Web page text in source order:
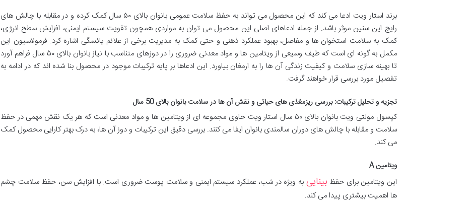
برند استار ویت ادعا می کند که این محصول می تواند به حفظ سلامت عمومی بانوان بالای ۵۰ سال کمک کرده و در مقابله با چالش های
رایج این سنین موثر باشد. از جمله ادعاهای اصلی این محصول می توان به مواردی همچون تقویت سیستم ایمنی، افزایش سطح انرژی،
کمک به سلامت استخوان ها و مفاصل، بهبود عملکرد ذهنی و حتی کمک به مدیریت برخی از علائم یائسگی اشاره کرد. فرمولاسیون این
مکمل به گونه ای است که طیف وسیعی از ویتامین ها و مواد معدنی ضروری را در دوزهای متناسب با نیاز بانوان بالای ۵۰ سال فراهم آورد
تا بهینه سازی سلامت و کیفیت زندگی آن ها را به ارمغان بیاورد. این ادعاها بر پایه ترکیبات موجود در محصول بنا شده اند که در ادامه به
تفصیل مورد بررسی قرار خواهند گرفت.
تجزیه و تحلیل ترکیبات: بررسی ریزمغذی های حیاتی و نقش آن ها در سلامت بانوان بالای 50 سال
کپسول مولتی ویت بانوان بالای ۵۰ سال استار ویت حاوی مجموعه ای از ویتامین ها و مواد معدنی است که هر یک نقش مهمی در حفظ
سلامت و مقابله با چالش های دوران سالمندی بانوان ایفا می کنند. بررسی دقیق این ترکیبات و دوز آن ها، به درک بهتر کارایی محصول کمک
می کند.
ویتامین A
این ویتامین برای حفظ بینایی به ویژه در شب، عملکرد سیستم ایمنی و سلامت پوست ضروری است. با افزایش سن، حفظ سلامت چشم
ها اهمیت بیشتری پیدا می کند.